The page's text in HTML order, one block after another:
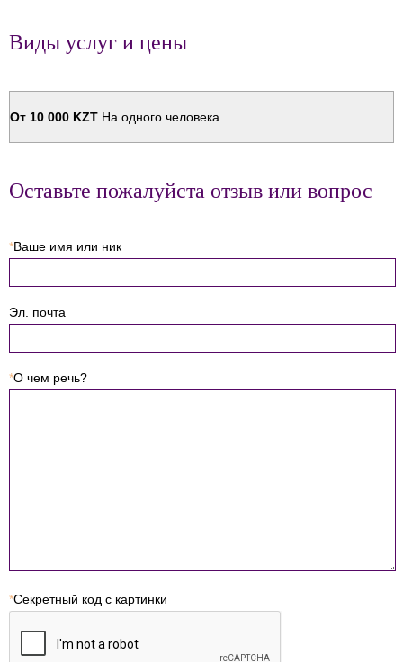
Виды услуг и цены
От 10 000 KZT На одного человека
Оставьте пожалуйста отзыв или вопрос
*Ваше имя или ник
Эл. почта
*О чем речь?
*Секретный код с картинки